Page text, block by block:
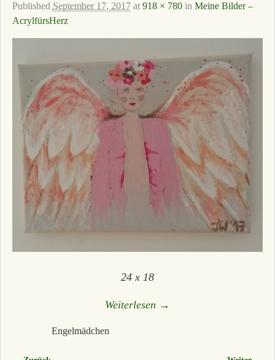
Published September 17, 2017at 918 × 780in Meine Bilder –
AcrylfürsHerz
24 x 18
Weiterlesen →
Engelmädchen